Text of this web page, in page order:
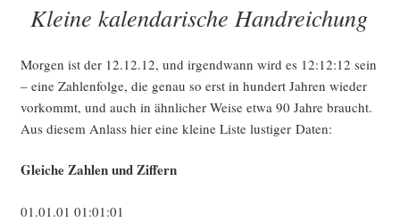
Kleine kalendarische Handreichung
Mor­gen ist der 12.12.12, und irgend­wann wird es 12:12:12 sein
– eine Zah­len­fol­ge, die genau so erst in hun­dert Jah­ren wie­der
vor­kommt, und auch in ähn­li­cher Wei­se etwa 90 Jah­re braucht.
Aus die­sem Anlass hier eine klei­ne Lis­te lus­ti­ger Daten:
Glei­che Zah­len und Ziffern
01.01.01 01:01:01